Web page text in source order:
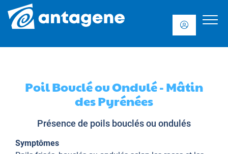
Poil Bouclé ou Ondulé - Mâtin
des Pyrénées
Présence de poils bouclés ou ondulés
Symptômes